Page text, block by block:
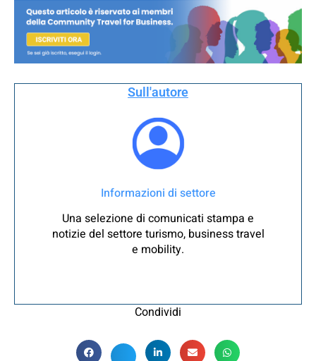
Sull'autore
Informazioni di settore
Una selezione di comunicati stampa e
notizie del settore turismo, business travel
e mobility.
Condividi